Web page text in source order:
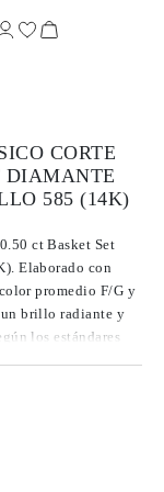
CORTE
DIAMANTE
585 (14K)
ct Basket Set
Elaborado con
promedio F/G y
un brillo radiante y
los estándares